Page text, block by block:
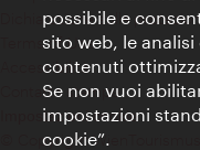
Dichiarazione sulla
Terms of Use
Accessibilità
Contatto stampa
Impostazioni cookie
© Copyright WienTourismus
possibile e
sito web, le
contenuti
Se non vuoi
impostazioni
cookie”.